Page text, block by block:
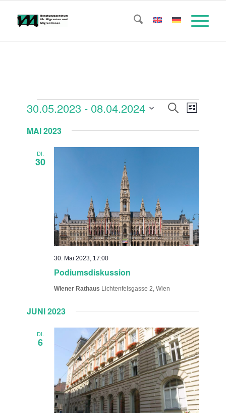
Veranstaltungen SucheListe
30.05.2023 - 08.04.2024
wählen.
MAI 2023
DI.
30
Podiumsdiskussion
30. Mai 2023, 17:00
Wiener Rathaus Lichtenfelsgasse 2, Wien
JUNI 2023
DI.
6